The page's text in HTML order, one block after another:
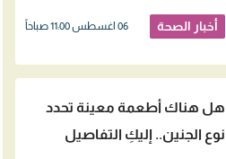
الزهايمر
أخبار الصحة 06 اغسطس 11:00 صباحاً
هل هناك أطعمة معينة تحدد
نوع الجنين.. إليكِ التفاصيل